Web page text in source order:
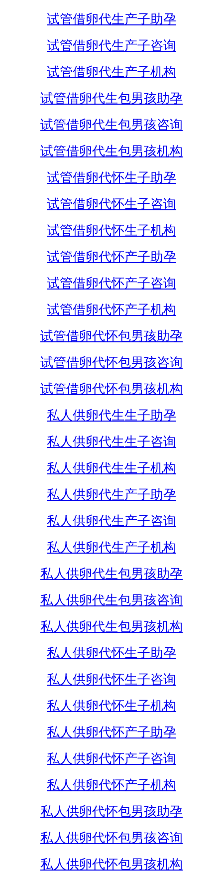
试管借卵代生产子助孕
试管借卵代生产子咨询
试管借卵代生产子机构
试管借卵代生包男孩助孕
试管借卵代生包男孩咨询
试管借卵代生包男孩机构
试管借卵代怀生子助孕
试管借卵代怀生子咨询
试管借卵代怀生子机构
试管借卵代怀产子助孕
试管借卵代怀产子咨询
试管借卵代怀产子机构
试管借卵代怀包男孩助孕
试管借卵代怀包男孩咨询
试管借卵代怀包男孩机构
私人供卵代生生子助孕
私人供卵代生生子咨询
私人供卵代生生子机构
私人供卵代生产子助孕
私人供卵代生产子咨询
私人供卵代生产子机构
私人供卵代生包男孩助孕
私人供卵代生包男孩咨询
私人供卵代生包男孩机构
私人供卵代怀生子助孕
私人供卵代怀生子咨询
私人供卵代怀生子机构
私人供卵代怀产子助孕
私人供卵代怀产子咨询
私人供卵代怀产子机构
私人供卵代怀包男孩助孕
私人供卵代怀包男孩咨询
私人供卵代怀包男孩机构